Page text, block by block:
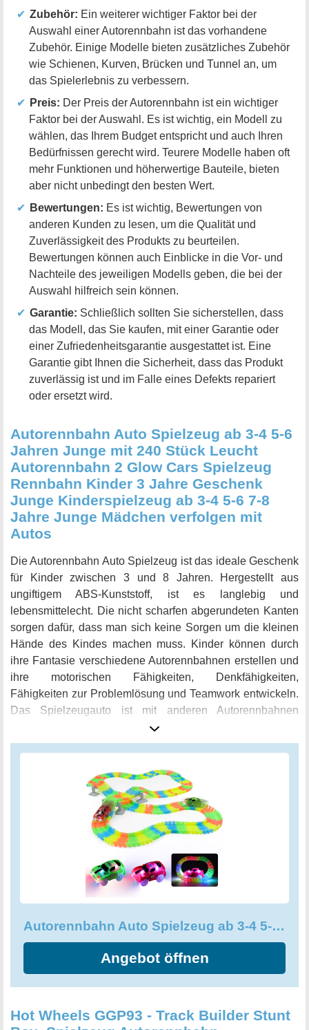
Zubehör: Ein weiterer wichtiger Faktor bei der
Auswahl einer Autorennbahn ist das vorhandene
Zubehör. Einige Modelle bieten zusätzliches Zubehör
wie Schienen, Kurven, Brücken und Tunnel an, um
das Spielerlebnis zu verbessern.
Preis: Der Preis der Autorennbahn ist ein wichtiger
Faktor bei der Auswahl. Es ist wichtig, ein Modell zu
wählen, das Ihrem Budget entspricht und auch Ihren
Bedürfnissen gerecht wird. Teurere Modelle haben oft
mehr Funktionen und höherwertige Bauteile, bieten
aber nicht unbedingt den besten Wert.
Bewertungen: Es ist wichtig, Bewertungen von
anderen Kunden zu lesen, um die Qualität und
Zuverlässigkeit des Produkts zu beurteilen.
Bewertungen können auch Einblicke in die Vor- und
Nachteile des jeweiligen Modells geben, die bei der
Auswahl hilfreich sein können.
Garantie: Schließlich sollten Sie sicherstellen, dass
das Modell, das Sie kaufen, mit einer Garantie oder
einer Zufriedenheitsgarantie ausgestattet ist. Eine
Garantie gibt Ihnen die Sicherheit, dass das Produkt
zuverlässig ist und im Falle eines Defekts repariert
oder ersetzt wird.
Autorennbahn Auto Spielzeug ab 3-4 5-6
Jahren Junge mit 240 Stück Leucht
Autorennbahn 2 Glow Cars Spielzeug
Rennbahn Kinder 3 Jahre Geschenk
Junge Kinderspielzeug ab 3-4 5-6 7-8
Jahre Junge Mädchen verfolgen mit
Autos
Die Autorennbahn Auto Spielzeug ist das ideale Geschenk
für Kinder zwischen 3 und 8 Jahren. Hergestellt aus
ungiftigem ABS-Kunststoff, ist es langlebig und
lebensmittelecht. Die nicht scharfen abgerundeten Kanten
sorgen dafür, dass man sich keine Sorgen um die kleinen
Hände des Kindes machen muss. Kinder können durch
ihre Fantasie verschiedene Autorennbahnen erstellen und
ihre motorischen Fähigkeiten, Denkfähigkeiten,
Fähigkeiten zur Problemlösung und Teamwork entwickeln.
Das Spielzeugauto ist mit anderen Autorennbahnen
kompatibel und kann mit anderen Teilen der Strecke
erweitert werden oder es können verschiedene Autos
Das Set enthält 240 Stück Schienenfahrzeuge, 2 LED-
Autos und 3 Viadukte. Die Autostrecke ist bunter dank der
vier verschiedenen Farben (Gelb, Rot, Blau und Grün) und
den Viadukten, die den Spaß an der Rennbahn erhöhen.
Das Spielzeug benötigt zwei AA-Batterien (nicht im
Lieferumfang enthalten) und ist perfekt geeignet für Kinder,
die ihre Kreativität entfesseln möchten. In der dunklen
Umgebung wird das Glow-Cars-Spielzeug, das auf den
sicherlich in Erstaunen versetzen. Mit dieser Autorennbahn
wird echtes Racing-Feeling für die kleinsten Rennfahrer
Autorennbahn Auto Spielzeug ab 3-4 5-6 Jahren Junge mit 240 Stück
Angebot öffnen
Hot Wheels GGP93 - Track Builder Stunt